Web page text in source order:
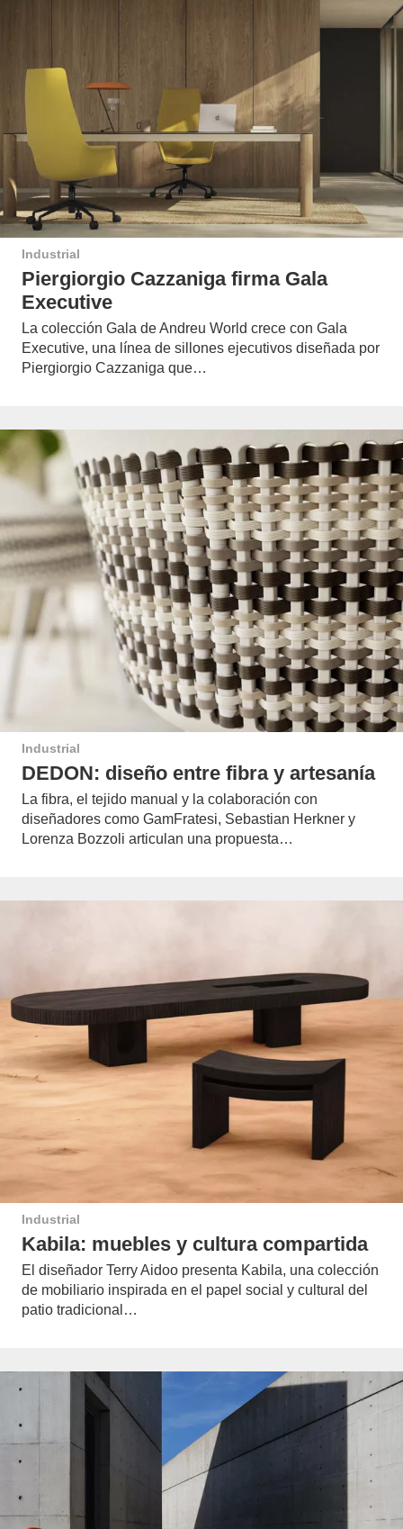
Industrial
Piergiorgio Cazzaniga firma Gala
Executive
La colección Gala de Andreu World crece con Gala
Executive, una línea de sillones ejecutivos diseñada por
Piergiorgio Cazzaniga que…
Industrial
DEDON: diseño entre fibra y artesanía
La fibra, el tejido manual y la colaboración con
diseñadores como GamFratesi, Sebastian Herkner y
Lorenza Bozzoli articulan una propuesta…
Industrial
Kabila: muebles y cultura compartida
El diseñador Terry Aidoo presenta Kabila, una colección
de mobiliario inspirada en el papel social y cultural del
patio tradicional…